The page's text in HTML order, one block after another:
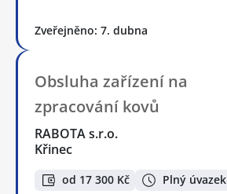
Zveřejněno: 7. dubna
Obsluha zařízení na
zpracování kovů
RABOTA s.r.o.
Křinec
od 17 300 Kč Plný úvazek